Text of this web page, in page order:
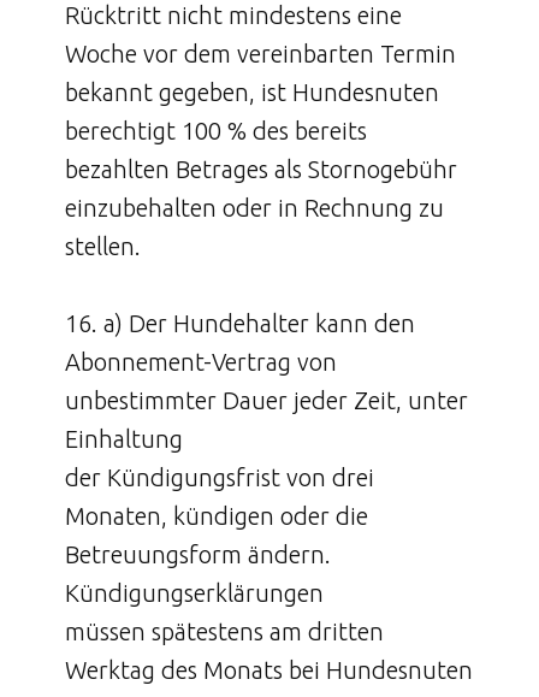
Rücktritt nicht mindestens eine
Woche vor dem vereinbarten Termin
bekannt gegeben, ist Hundesnuten
berechtigt 100 % des bereits
bezahlten Betrages als Stornogebühr
einzubehalten oder in Rechnung zu
stellen.
16. a) Der Hundehalter kann den
Abonnement-Vertrag von
unbestimmter Dauer jeder Zeit, unter
Einhaltung
der Kündigungsfrist von drei
Monaten, kündigen oder die
Betreuungsform ändern.
Kündigungserklärungen
müssen spätestens am dritten
Werktag des Monats bei Hundesnuten